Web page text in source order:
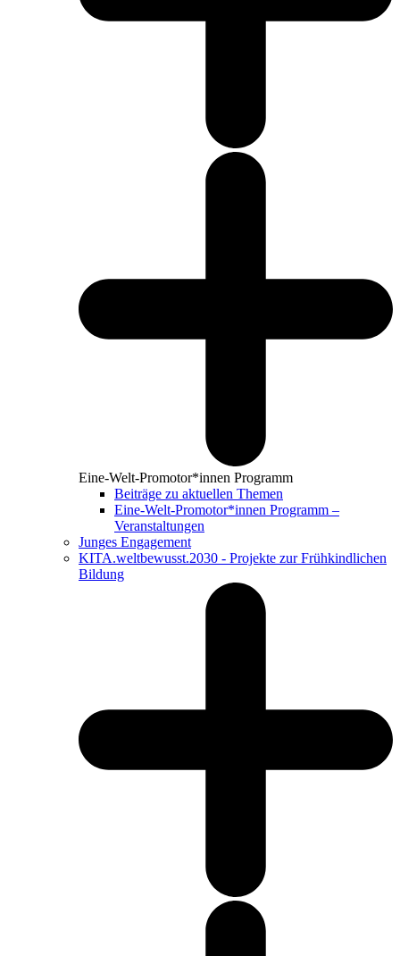
Eine-Welt-Promotor*innen Programm
Beiträge zu aktuellen Themen
Eine-Welt-Promotor*innen Programm –
Veranstaltungen
Junges Engagement
KITA.weltbewusst.2030 - Projekte zur Frühkindlichen
Bildung